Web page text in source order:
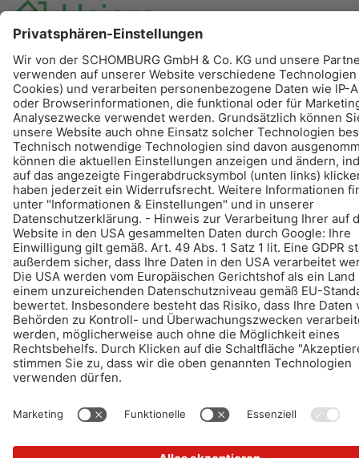
© Schomburg. Impressum|Datenschutz|Datenschutzpflichtinformation
Gestaltung & Realisation +| LOUIS INTERNET